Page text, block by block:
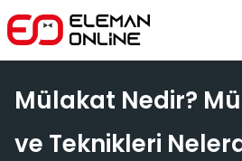
Mülakat Nedir?
ve Teknikleri